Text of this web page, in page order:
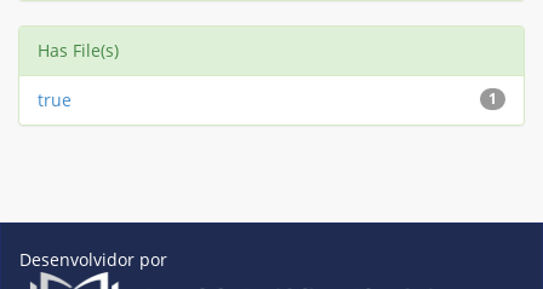
Has File(s)
1
true
Desenvolvidor por